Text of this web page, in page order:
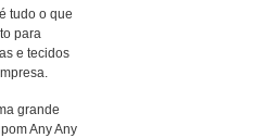
é tudo o que
para
e tecidos
grande
Any Any